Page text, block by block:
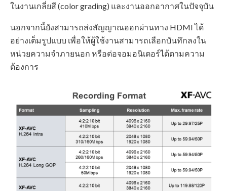
ในงานเกลี่ยสี (color grading) และงานออกอากาศในปัจจุบัน
นอกจากนี้ยังสามารถส่งสัญญาณออกผ่านทาง HDMI ได้
อย่างเต็มรูปแบบ เพื่อให้ผู้ใช้งานสามารถเลือกบันทึกลงใน
หน่วยความจำภายนอก หรือต่อจอมอนิเตอร์ได้ตามความ
ต้องการ